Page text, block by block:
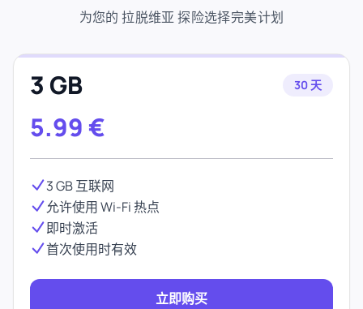
为您的 拉脱维亚 探险选择完美计划
3 GB 30 天
5.99 €
3 GB 互联网
允许使用 Wi-Fi 热点
即时激活
首次使用时有效
立即购买